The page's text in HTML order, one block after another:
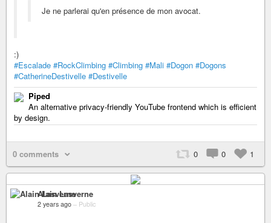
Je ne parlerai qu'en présence de mon avocat.
:)
#Escalade #RockClimbing #Climbing #Mali #Dogon #Dogons
#CatherineDestivelle #Destivelle
Piped
An alternative privacy-friendly YouTube frontend which is efficient
by design.
0 comments 0 0 1
Alain Lasverne
2 years ago – Public